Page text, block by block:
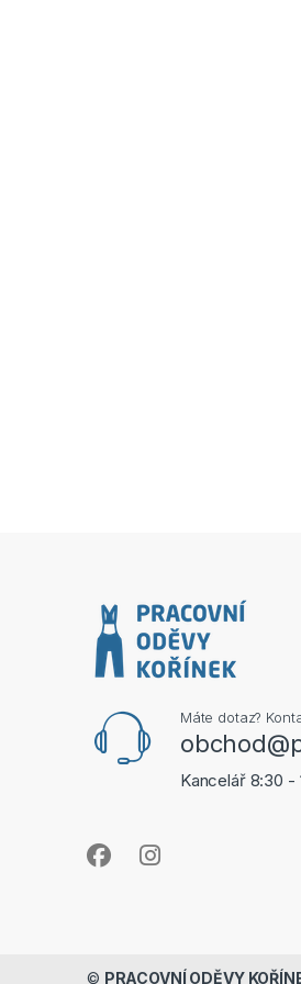
Máte dotaz?
Kancelář 8:30 -
© PRACOVNÍ ODĚVY